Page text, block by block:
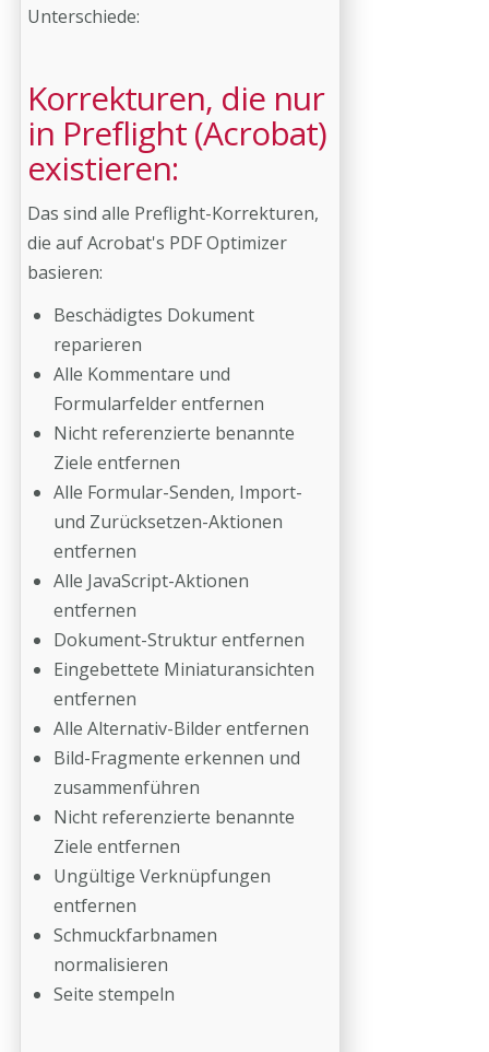
Unterschiede:
Korrekturen, die nur
in Preflight (Acrobat)
existieren:
Das sind alle Preflight-Korrekturen,
die auf Acrobat's PDF Optimizer
basieren:
Beschädigtes Dokument
reparieren
Alle Kommentare und
Formularfelder entfernen
Nicht referenzierte benannte
Ziele entfernen
Alle Formular-Senden, Import-
und Zurücksetzen-Aktionen
entfernen
Alle JavaScript-Aktionen
entfernen
Dokument-Struktur entfernen
Eingebettete Miniaturansichten
entfernen
Alle Alternativ-Bilder entfernen
Bild-Fragmente erkennen und
zusammenführen
Nicht referenzierte benannte
Ziele entfernen
Ungültige Verknüpfungen
entfernen
Schmuckfarbnamen
normalisieren
Seite stempeln